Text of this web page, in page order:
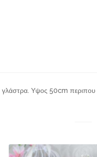
γλάστρα. Υψος 50cm περιπου